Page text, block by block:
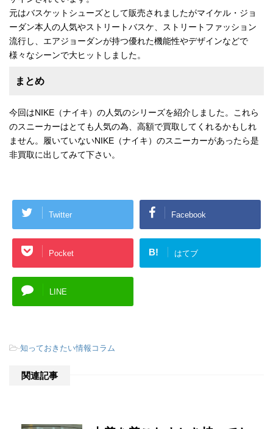
元はバスケットシューズとして販売されましたがマイケル・ジョ
ーダン本人の人気やストリートバスケ、ストリートファッション
流行し、エアジョーダンが持つ優れた機能性やデザインなどで
様々なシーンで大ヒットしました。
まとめ
今回はNIKE（ナイキ）の人気のシリーズを紹介しました。これら
のスニーカーはとても人気の為、高額で買取してくれるかもしれ
ません。履いていないNIKE（ナイキ）のスニーカーがあったら是
非買取に出してみて下さい。
Twitter Facebook
Pocket B! はてブ
LINE
-知っておきたい情報コラム
関連記事